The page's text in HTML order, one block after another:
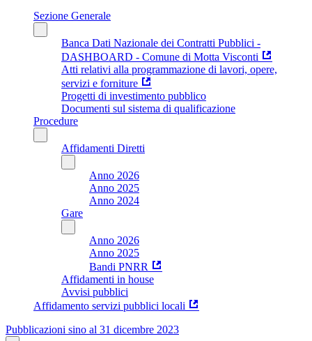
Sezione Generale
Banca Dati Nazionale dei Contratti Pubblici -
DASHBOARD - Comune di Motta Visconti
Atti relativi alla programmazione di lavori, opere,
servizi e forniture
Progetti di investimento pubblico
Documenti sul sistema di qualificazione
Procedure
Affidamenti Diretti
Anno 2026
Anno 2025
Anno 2024
Gare
Anno 2026
Anno 2025
Bandi PNRR
Affidamenti in house
Avvisi pubblici
Affidamento servizi pubblici locali
Pubblicazioni sino al 31 dicembre 2023